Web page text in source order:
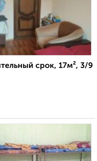
срок, 17м², 3/9